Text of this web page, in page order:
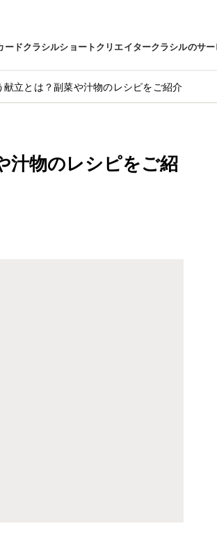
ードクラシルショートクリエイタークラシルのサー
献立とは？副菜や汁物のレシピをご紹介
汁物のレシピをご紹